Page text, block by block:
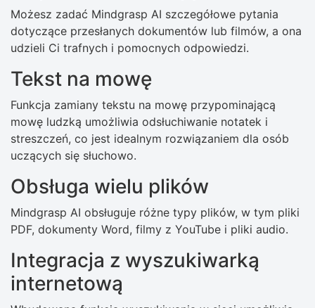
Możesz zadać Mindgrasp AI szczegółowe pytania
dotyczące przesłanych dokumentów lub filmów, a ona
udzieli Ci trafnych i pomocnych odpowiedzi.
Tekst na mowę
Funkcja zamiany tekstu na mowę przypominającą
mowę ludzką umożliwia odsłuchiwanie notatek i
streszczeń, co jest idealnym rozwiązaniem dla osób
uczących się słuchowo.
Obsługa wielu plików
Mindgrasp AI obsługuje różne typy plików, w tym pliki
PDF, dokumenty Word, filmy z YouTube i pliki audio.
Integracja z wyszukiwarką
internetową